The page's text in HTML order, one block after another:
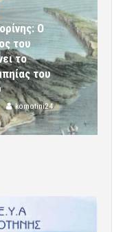
Ο
του
το
του
komotini24